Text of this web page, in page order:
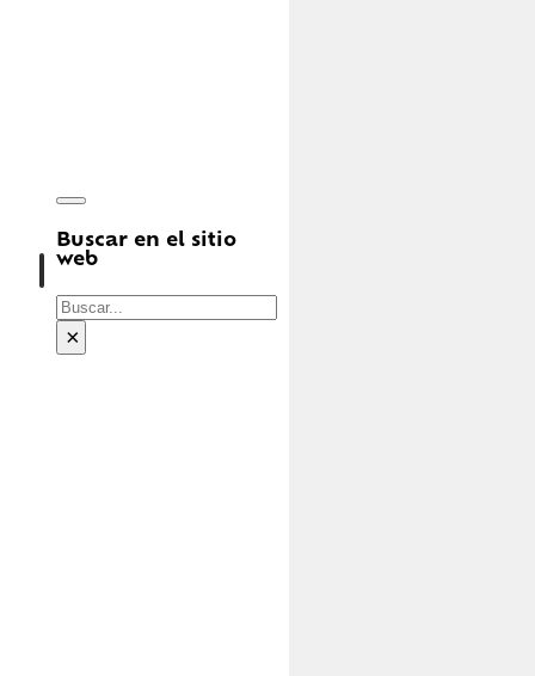
Buscar en el sitio
web
Buscar
×